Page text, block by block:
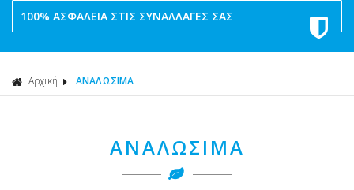
100% ΑΣΦΑΛΕΙΑ ΣΤΙΣ ΣΥΝΑΛΛΑΓΕΣ ΣΑΣ
Αρχική ΑΝΑΛΩΣΙΜΑ
ΑΝΑΛΩΣΙΜΑ